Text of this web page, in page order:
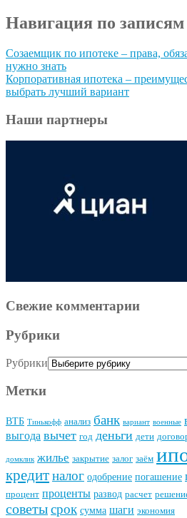
Навигация по записям
Созаемщик по ипотеке – права,
нужно знать
Корпоративная ипотека –
выбрать лучший вариант
Наши партнеры
Свежие комментарии
Рубрики
Рубрики
Метки
ВТБ Тинькофф анализ банк вариант военные
выгода вычет год деньги дети
домклик жилье закрытие залог заём
кредитналог одобрение погашение
процент проценты развод расчет
советысрок сумма шаги экономия